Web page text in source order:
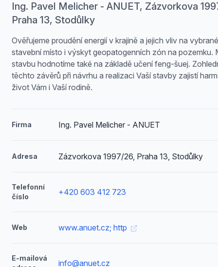
Ing. Pavel Melicher - ANUET, Zázvorkova
Praha 13, Stodůlky
Ověřujeme proudění energií v krajině a jejich vliv na vybrané
stavební místo i výskyt geopatogenních zón na pozemku.
stavbu hodnotíme také na základě učení feng-šuej.
těchto závěrů při návrhu a realizaci Vaší stavby zajistí
život Vám i Vaší rodině.
Firma Ing. Pavel Melicher - ANUET
Adresa Zázvorkova 1997/26, Praha 13, Stodůlky
Telefonní
číslo
+420 603 412 723
Web www.anuet.cz; http
E-mailová
info@anuet.cz